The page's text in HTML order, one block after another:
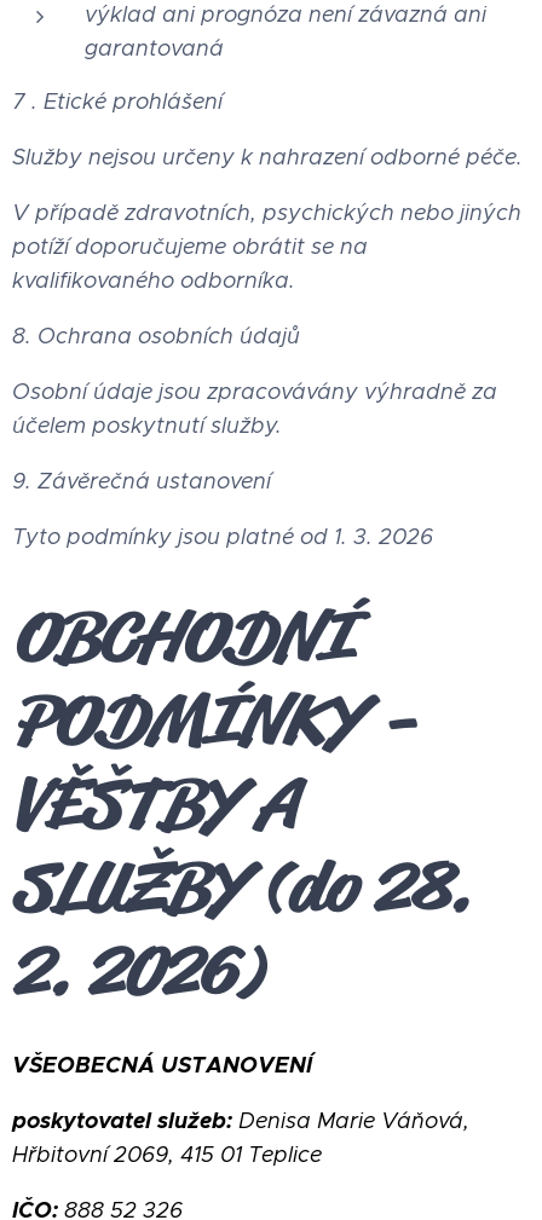
výklad ani prognóza není závazná ani
garantovaná
7 . Etické prohlášení
Služby nejsou určeny k nahrazení odborné péče.
V případě zdravotních, psychických nebo jiných
potíží doporučujeme obrátit se na
kvalifikovaného odborníka.
8. Ochrana osobních údajů
Osobní údaje jsou zpracovávány výhradně za
účelem poskytnutí služby.
9. Závěrečná ustanovení
Tyto podmínky jsou platné od 1. 3. 2026
OBCHODNÍ
PODMÍNKY -
VĚŠTBY A
SLUŽBY (do 28.
2. 2026)
VŠEOBECNÁ USTANOVENÍ
poskytovatel služeb: Denisa Marie Váňová,
Hřbitovní 2069, 415 01 Teplice
IČO: 888 52 326